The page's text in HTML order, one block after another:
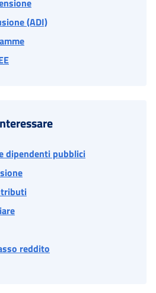
(ADI)
dipendenti pubblici
reddito